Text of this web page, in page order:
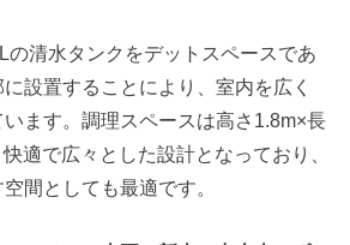
の清水タンクをデットスペースであ
設置することにより、室内を広く
ます。調理スペースは高さ1.8m×長
適で広々とした設計となっており、
間としても最適です。